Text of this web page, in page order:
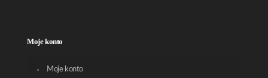
Moje konto
Moje konto